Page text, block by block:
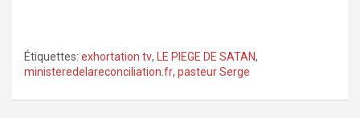
Étiquettes: exhortation tv, LE PIEGE DE SATAN,
ministeredelareconciliation.fr, pasteur Serge